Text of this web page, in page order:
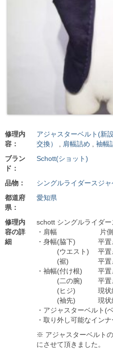
修理内
容：
アジャスターベルト(新
交換）
肩幅詰め 袖幅
ブラン
ド：
Schott(ショット)
品物：
シングルライダースジャ
都道府
県：
愛知県
修理内
容の詳
細
schott シングルライダー
・肩幅 片側
・身幅(脇下) 平置き
(ウエスト) 平置き
(裾) 平置き
・袖幅(付け根) 平置
(二の腕) 平置き
(ヒジ) 現状
(袖先) 現状
・アジャスターベルト
・取り外し可能なイン
※ アジャスターベルト
にさせて頂きました。